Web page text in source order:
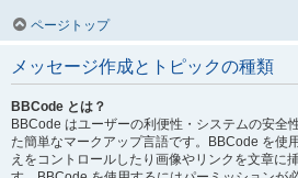
ページトップ
メッセージ作成とトピックの種類
BBCode とは？
BBCode はユーザーの利便性・システムの安全
た簡単なマークアップ言語です。BBCode を使
えをコントロールしたり画像やリンクを文章に